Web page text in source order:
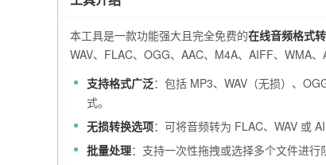
本工具是一款功能强大且完全免费的在线音频格式
WAV、FLAC、OGG、AAC、M4A、AIFF、WMA
支持格式广泛：包括 MP3、WAV（无损）、
式。
无损转换选项：可将音频转为 FLAC、WAV 或
批量处理：支持一次性拖拽或选择多个文件进行